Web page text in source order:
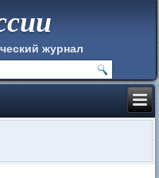
журнал